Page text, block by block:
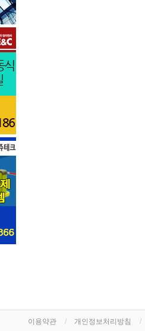
이용약관 개인정보처리방침